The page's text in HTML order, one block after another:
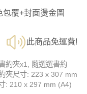
覆+封面燙金圖
此商品免運費!
約夾x1, 隨選選書約
夾尺寸: 223 x 307 mm
: 210 x 297 mm (A4)